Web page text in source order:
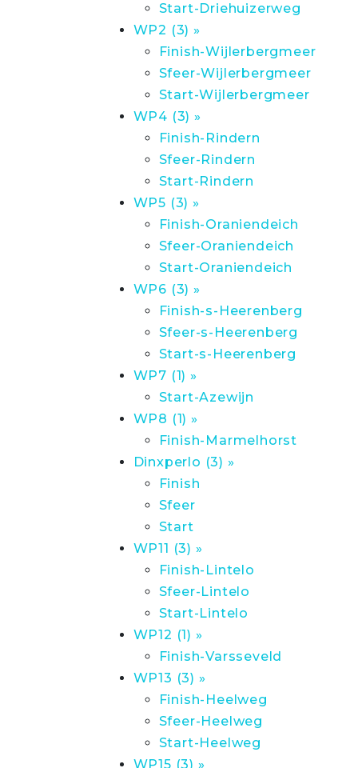
Start-Driehuizerweg
WP2 (3) »
Finish-Wijlerbergmeer
Sfeer-Wijlerbergmeer
Start-Wijlerbergmeer
WP4 (3) »
Finish-Rindern
Sfeer-Rindern
Start-Rindern
WP5 (3) »
Finish-Oraniendeich
Sfeer-Oraniendeich
Start-Oraniendeich
WP6 (3) »
Finish-s-Heerenberg
Sfeer-s-Heerenberg
Start-s-Heerenberg
WP7 (1) »
Start-Azewijn
WP8 (1) »
Finish-Marmelhorst
Dinxperlo (3) »
Finish
Sfeer
Start
WP11 (3) »
Finish-Lintelo
Sfeer-Lintelo
Start-Lintelo
WP12 (1) »
Finish-Varsseveld
WP13 (3) »
Finish-Heelweg
Sfeer-Heelweg
Start-Heelweg
WP15 (3) »